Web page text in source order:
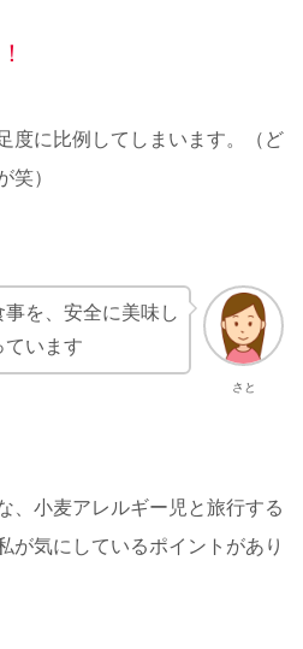
度に比例してしまいます。（ど
笑）
さと
を、安全に美味し
ています
、小麦アレルギー児と旅行する
が気にしているポイントがあり